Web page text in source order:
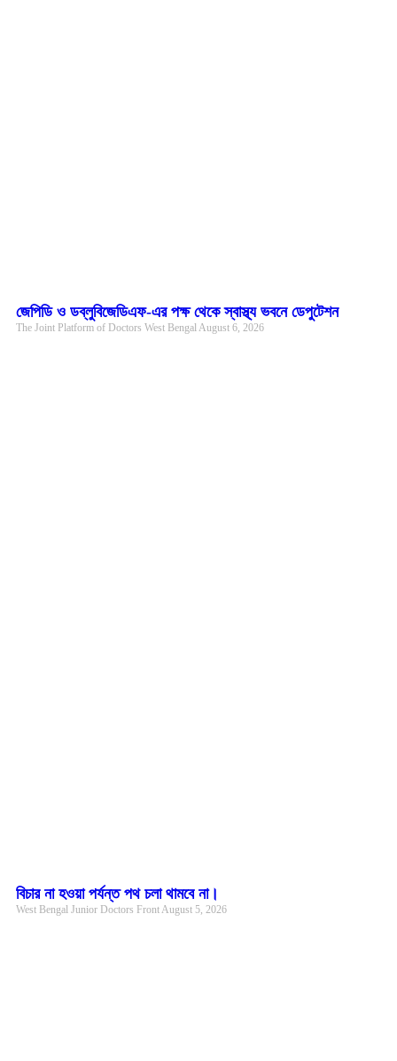
জেপিডি ও ডব্লুবিজেডিএফ-এর পক্ষ থেকে স্বাস্থ্য ভবনে ডেপুটেশন
The Joint Platform of Doctors West BengalAugust 6, 2026
বিচার না হওয়া পর্যন্ত পথ চলা থামবে না।
West Bengal Junior Doctors FrontAugust 5, 2026